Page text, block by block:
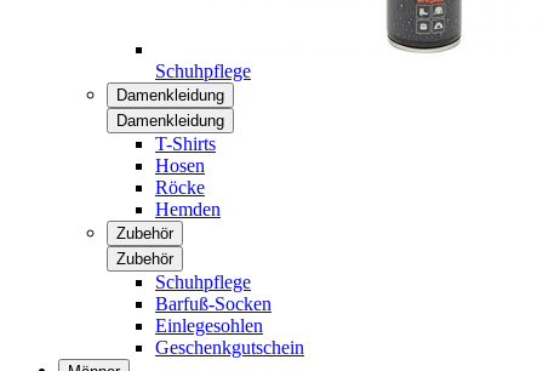
Schuhpflege
Damenkleidung
Damenkleidung
T-Shirts
Hosen
Röcke
Hemden
Zubehör
Zubehör
Schuhpflege
Barfuß-Socken
Einlegesohlen
Geschenkgutschein